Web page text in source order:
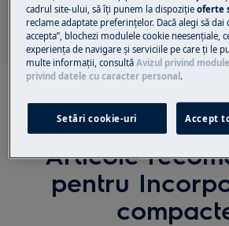
Articole
pentru
cadrul site-ului, să îţi punem la dispoziţieoferte
reclame adaptate preferinţelor. Dacă alegi să dai
accepta”, blochezi modulele cookie neesenţiale,
experienţa de navigare și serviciile pe care ţi le
multe informaţii, consultăAvizul privind
privind datele cu caracter personal .
Setări cookie-uri Accept